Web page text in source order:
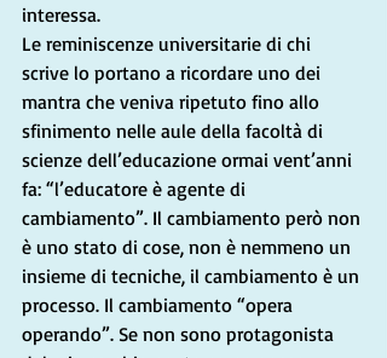
interessa.
Le reminiscenze universitarie di chi
scrive lo portano a ricordare uno dei
mantra che veniva ripetuto fino allo
sfinimento nelle aule della facoltà di
scienze dell’educazione ormai vent’anni
fa: “l’educatore è agente di
cambiamento”. Il cambiamento però non
è uno stato di cose, non è nemmeno un
insieme di tecniche, il cambiamento è un
processo. Il cambiamento “opera
operando”. Se non sono protagonista